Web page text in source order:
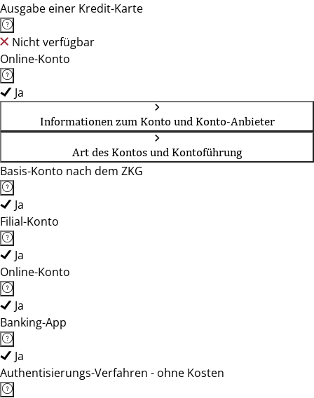
Ausgabe einer Kredit-Karte
Nicht verfügbar
Online-Konto
Ja
Informationen zum Konto und Konto-Anbieter
Art des Kontos und Kontoführung
Basis-Konto nach dem ZKG
Ja
Filial-Konto
Ja
Online-Konto
Ja
Banking-App
Ja
Authentisierungs-Verfahren - ohne Kosten